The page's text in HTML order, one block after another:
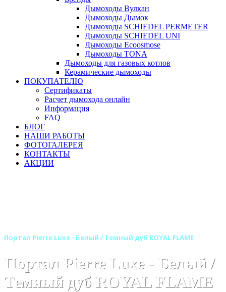
Дымоходы Вулкан
Дымоходы Дымок
Дымоходы SCHIEDEL PERMETER
Дымоходы SCHIEDEL UNI
Дымоходы Ecoosmose
Дымоходы TONA
Дымоходы для газовых котлов
Керамические дымоходы
ПОКУПАТЕЛЮ
Сертификаты
Расчет дымохода онлайн
Информация
FAQ
БЛОГ
НАШИ РАБОТЫ
ФОТОГАЛЕРЕЯ
КОНТАКТЫ
АКЦИИ
Портал Pierre Luxe - Белый / Темный дуб ROYAL FLAME
Портал Pierre Luxe - Белый /
Темный дуб ROYAL FLAME